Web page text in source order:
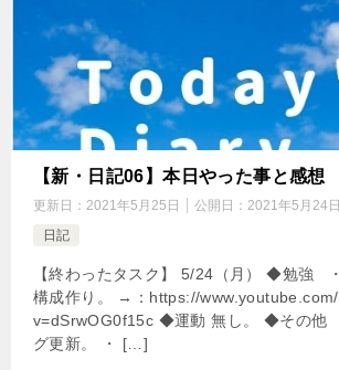
【新・日記06】本日やった事と感想
更新日： 2021年5月25日 公開日： 2021年5月24日
日記
【終わったタスク】 5/24（月） ◆勉強
構成作り。 →：https://
v=dSrwOG0f15c ◆運動 無し。 ◆その他
グ更新。 ・ […]